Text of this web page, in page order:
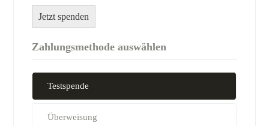
Jetzt spenden
Zahlungsmethode auswählen
Testspende
Überweisung